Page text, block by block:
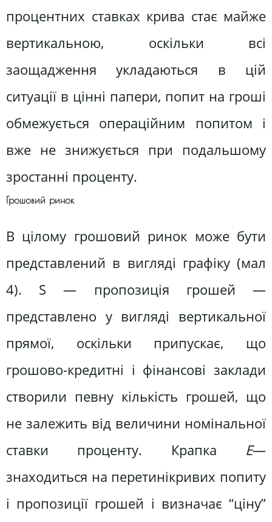
процентних ставках крива стає майже
вертикальною, оскільки всі
заощадження укладаються в цій
ситуації в цінні папери, попит на гроші
обмежується операційним попитом і
вже не знижується при подальшому
зростанні проценту.
Грошовий ринок
В цілому грошовий ринок може бути
представлений в вигляді графіку (мал
4). S — пропозиція грошей —
представлено у вигляді вертикальної
прямої, оскільки припускає, що
грошово-кредитні і фінансові заклади
створили певну кількість грошей, що
не залежить від величини номiнальної
ставки проценту. Крапка Е—
знаходиться на перетинікривих попиту
і пропозиції грошей і визначає “ціну”